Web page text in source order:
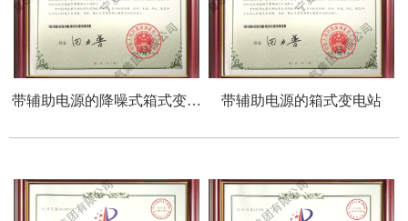
带辅助电源的降噪式箱式变电
站
带辅助电源的箱式变电站